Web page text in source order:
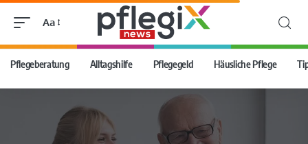
Aa
Pflegeberatung Alltagshilfe Pflegegeld Häusliche Pflege